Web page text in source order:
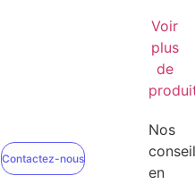
Contactez-nous
Voir
plus
de
Nos
en